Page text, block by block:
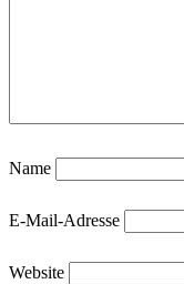
Name
E-Mail-Adresse
Website